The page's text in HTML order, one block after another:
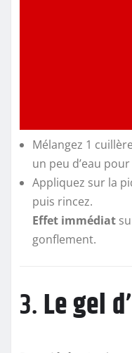
Mélangez 1
un peu d’eau
Appliquez sur la
puis rincez.
Effet immédiat
gonflement.
3.Le gel